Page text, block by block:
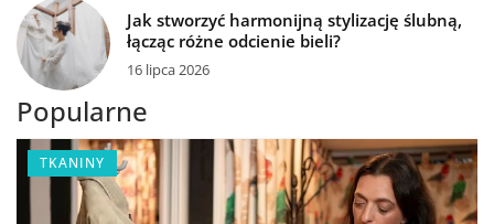
Jak stworzyć harmonijną stylizację ślubną,
łącząc różne odcienie bieli?
16 lipca 2026
Popularne
TKANINY